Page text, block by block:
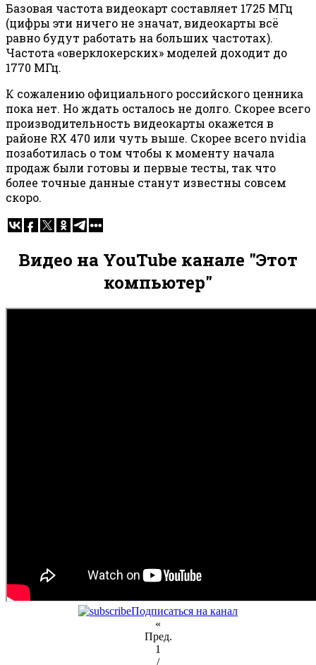
Базовая частота видеокарт составляет 1725 МГц
(цифры эти ничего не значат, видеокарты всё
равно будут работать на больших частотах).
Частота «оверклокерских» моделей доходит до
1770 МГц.
К сожалению официального российского ценника
пока нет. Но ждать осталось не долго. Скорее всего
производительность видеокарты окажется в
районе RX 470 или чуть выше. Скорее всего nvidia
позаботилась о том чтобы к моменту начала
продаж были готовы и первые тесты, так что
более точные данные станут известны совсем
скоро.
Видео на YouTube канале "Этот
компьютер"
Подписаться на канал
«
Пред.
1
/